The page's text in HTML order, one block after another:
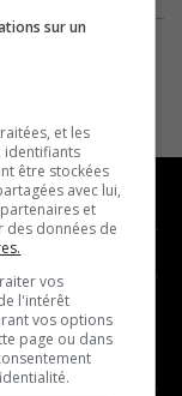
franco
sur un
et les
identifiants
être stockées
avec lui,
et
des données de
vos
l'intérêt
vos options
page ou dans